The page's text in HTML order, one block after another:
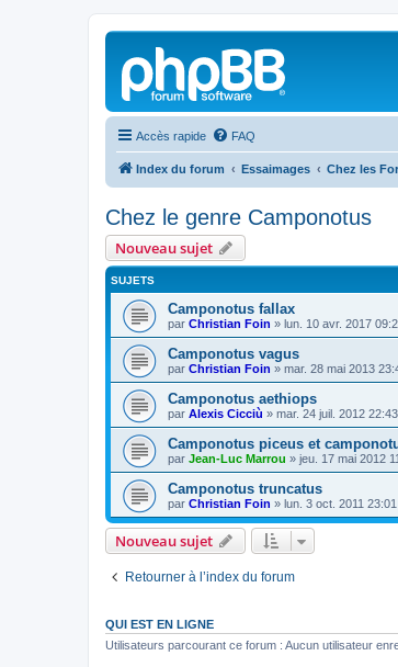
Accès rapide FAQ
Index du forum Essaimages Chez les
Chez le genre Camponotus
Nouveau sujet
SUJETS
Camponotus fallax
par Christian Foin » lun. 10 avr. 2017
Camponotus vagus
par Christian Foin » mar. 28 mai 2013
Camponotus aethiops
par Alexis Cicciù » mar. 24 juil. 2012 22:43
Camponotus piceus et
par Jean-Luc Marrou » jeu. 17 mai 2012
Camponotus truncatus
par Christian Foin » lun. 3 oct. 2011 23:01
Nouveau sujet
Retourner à l’index du forum
QUI EST EN LIGNE
Utilisateurs parcourant ce forum : Aucun utilisateur